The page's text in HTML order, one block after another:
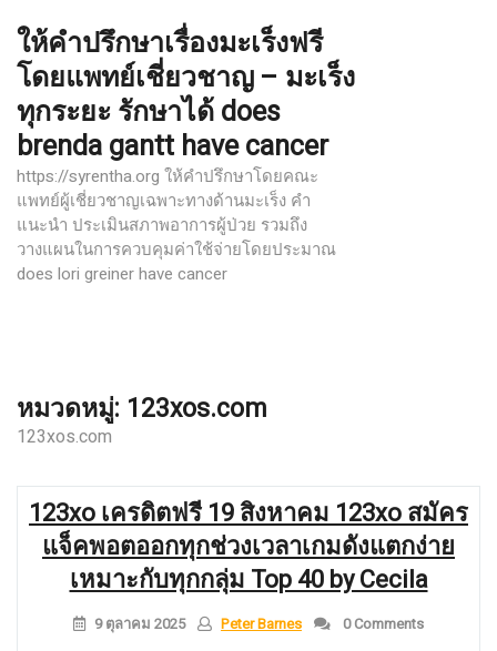
content
ให้คำปรึกษาเรื่องมะเร็งฟรี
โดยแพทย์เชี่ยวชาญ – มะเร็ง
ทุกระยะ รักษาได้ does
brenda gantt have cancer
https://syrentha.org ให้คำปรึกษาโดยคณะ
แพทย์ผู้เชี่ยวชาญเฉพาะทางด้านมะเร็ง คำ
แนะนำ ประเมินสภาพอาการผู้ป่วย รวมถึง
วางแผนในการควบคุมค่าใช้จ่ายโดยประมาณ
does lori greiner have cancer
หมวดหมู่: 123xos.com
123xos.com
123xo เครดิตฟรี 19 สิงหาคม 123xo สมัคร
แจ็คพอตออกทุกช่วงเวลาเกมดังแตกง่าย
เหมาะกับทุกกลุ่ม Top 40 by Cecila
9 ตุลาคม 2025 Peter Barnes 0 Comments